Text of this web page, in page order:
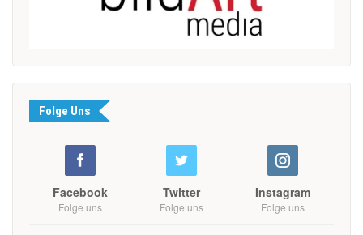
Folge Uns
Facebook
Folge uns
Twitter
Folge uns
Instagram
Folge uns